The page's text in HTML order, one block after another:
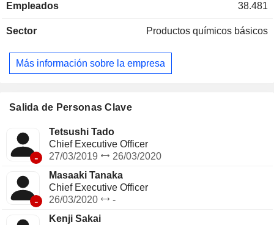
automóviles, usos generales e industriales, así como a la
para automóviles, usos generales e industriales, así como a
Corea, los países del sudeste asiático y la India. El
segmento de Oceanía lleva a cabo negocios de pinturas,
lleva a cabo negocios de pintura para el automóvil y de
Empleados 38.481
Sector Productos químicos básicos
Más información sobre la empresa
Salida de Personas Clave
-
Tetsushi Tado
Chief Executive Officer
27/03/2019
26/03/2020
-
Masaaki Tanaka
Chief Executive Officer
26/03/2020
-
Kenji Sakai